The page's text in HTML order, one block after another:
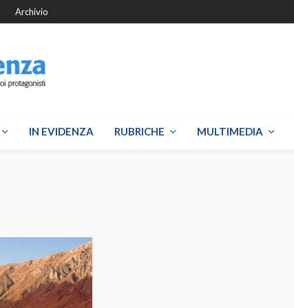
Archivio
IN EVIDENZA RUBRICHE MULTIMEDIA